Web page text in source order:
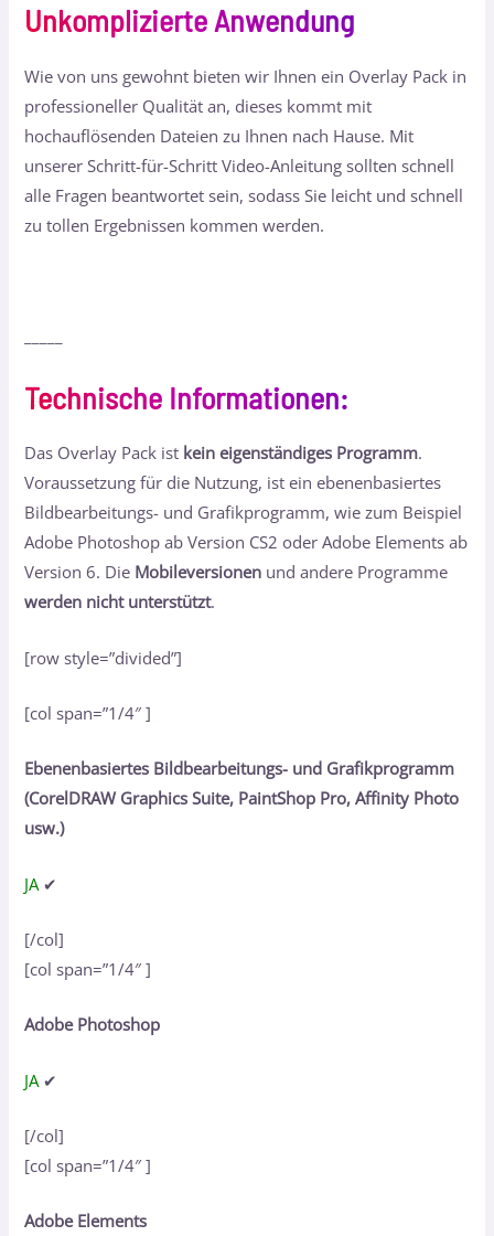
Unkomplizierte Anwendung
Wie von uns gewohnt bieten wir Ihnen ein Overlay Pack in
professioneller Qualität an, dieses kommt mit
hochauflösenden Dateien zu Ihnen nach Hause. Mit
unserer Schritt-für-Schritt Video-Anleitung sollten schnell
alle Fragen beantwortet sein, sodass Sie leicht und schnell
zu tollen Ergebnissen kommen werden.
Technische Informationen:
Das Overlay Pack ist kein eigenständiges Programm.
Voraussetzung für die Nutzung, ist ein ebenenbasiertes
Bildbearbeitungs- und Grafikprogramm, wie zum Beispiel
Adobe Photoshop ab Version CS2 oder Adobe Elements ab
Version 6. Die Mobileversionen und andere Programme
werden nicht unterstützt.
[row style=”divided”]
[col span=”1/4″ ]
Ebenenbasiertes Bildbearbeitungs- und Grafikprogramm
(CorelDRAW Graphics Suite, PaintShop Pro, Affinity Photo
usw.)
JA ✔
[/col]
[col span=”1/4″ ]
Adobe Photoshop
JA ✔
[/col]
[col span=”1/4″ ]
Adobe Elements